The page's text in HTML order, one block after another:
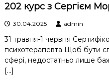
202 курс з Сергієм
30.04.2025 admin
31 травня-1 червня
психотерапевта Щоб бути
сфері, недостатньо лише
[…]